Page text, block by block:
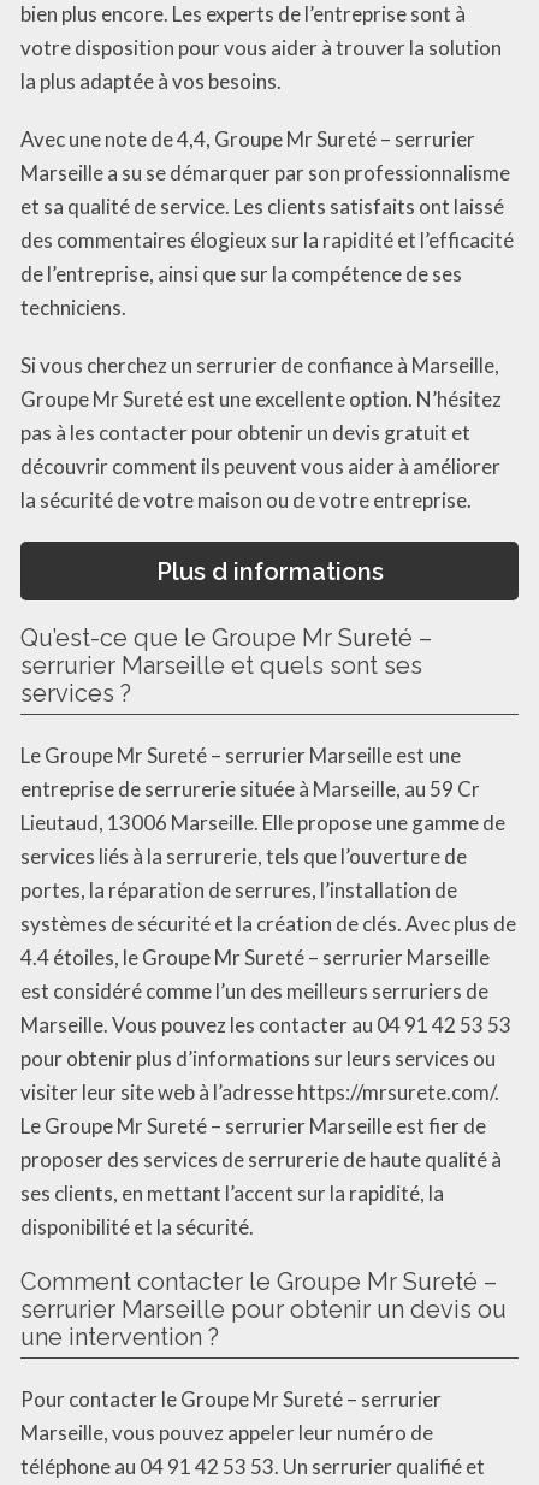
bien plus encore. Les experts de l’entreprise sont à
votre disposition pour vous aider à trouver la solution
la plus adaptée à vos besoins.
Avec une note de 4,4, Groupe Mr Sureté – serrurier
Marseille a su se démarquer par son professionnalisme
et sa qualité de service. Les clients satisfaits ont laissé
des commentaires élogieux sur la rapidité et l’efficacité
de l’entreprise, ainsi que sur la compétence de ses
techniciens.
Si vous cherchez un serrurier de confiance à Marseille,
Groupe Mr Sureté est une excellente option. N’hésitez
pas à les contacter pour obtenir un devis gratuit et
découvrir comment ils peuvent vous aider à améliorer
la sécurité de votre maison ou de votre entreprise.
Plus d informations
Qu’est-ce que le Groupe Mr Sureté –
serrurier Marseille et quels sont ses
services ?
Le Groupe Mr Sureté – serrurier Marseille est une
entreprise de serrurerie située à Marseille, au 59 Cr
Lieutaud, 13006 Marseille. Elle propose une gamme de
services liés à la serrurerie, tels que l’ouverture de
portes, la réparation de serrures, l’installation de
systèmes de sécurité et la création de clés. Avec plus de
4.4 étoiles, le Groupe Mr Sureté – serrurier Marseille
est considéré comme l’un des meilleurs serruriers de
Marseille. Vous pouvez les contacter au 04 91 42 53 53
pour obtenir plus d’informations sur leurs services ou
visiter leur site web à l’adresse https://mrsurete.com/.
Le Groupe Mr Sureté – serrurier Marseille est fier de
proposer des services de serrurerie de haute qualité à
ses clients, en mettant l’accent sur la rapidité, la
disponibilité et la sécurité.
Comment contacter le Groupe Mr Sureté –
serrurier Marseille pour obtenir un devis ou
une intervention ?
Pour contacter le Groupe Mr Sureté – serrurier
Marseille, vous pouvez appeler leur numéro de
téléphone au 04 91 42 53 53. Un serrurier qualifié et